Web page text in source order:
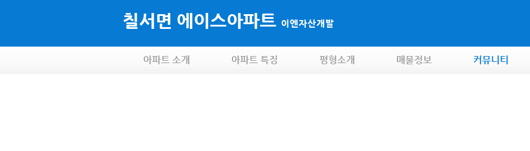
칠서면 에이스아파트 이엔자산개발
아파트 소개 아파트 특징 평형소개 매물정보 커뮤니티